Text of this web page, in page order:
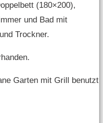
(180×200),
und Bad mit
Trockner.
Garten mit Grill benutzt